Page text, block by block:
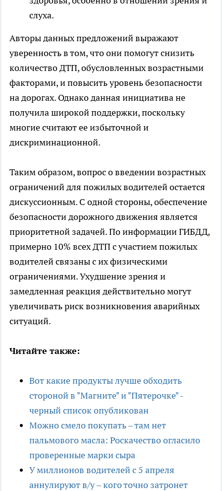
слуха.
Авторы данных предложений выражают
уверенность в том, что они помогут снизить
количество ДТП, обусловленных возрастными
факторами, и повысить уровень безопасности
на дорогах. Однако данная инициатива не
получила широкой поддержки, поскольку
многие считают ее избыточной и
дискриминационной.
Таким образом, вопрос о введении возрастных
ограничений для пожилых водителей остается
дискуссионным. С одной стороны, обеспечение
безопасности дорожного движения является
приоритетной задачей. По информации ГИБДД,
примерно 10% всех ДТП с участием пожилых
водителей связаны с их физическими
ограничениями. Ухудшение зрения и
замедленная реакция действительно могут
увеличивать риск возникновения аварийных
ситуаций.
Читайте также:
Вот какие продукты лучше обходить
стороной в "Магните" и "Пятерочке" -
черный список опубликован
Можно смело покупать – там нет
пальмового масла: Роскачество огласило
проверенные марки сыра
У миллионов водителей с 5 апреля
аннулируют в/у – кого точно затронет